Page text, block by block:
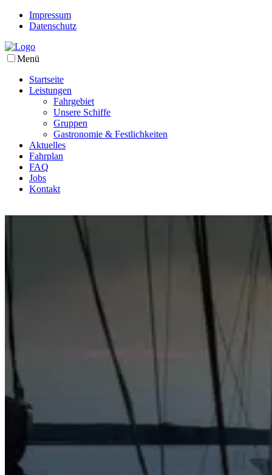
Impressum
Datenschutz
Menü
Startseite
Leistungen
Fahrgebiet
Unsere Schiffe
Gruppen
Gastronomie & Festlichkeiten
Aktuelles
Fahrplan
FAQ
Jobs
Kontakt